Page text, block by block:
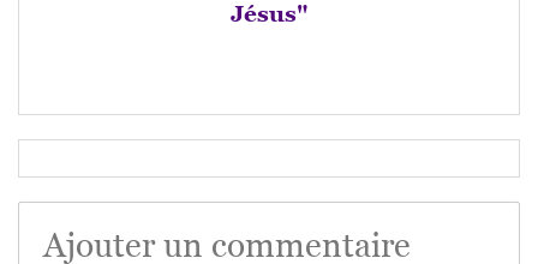
Jésus"
Ajouter un commentaire